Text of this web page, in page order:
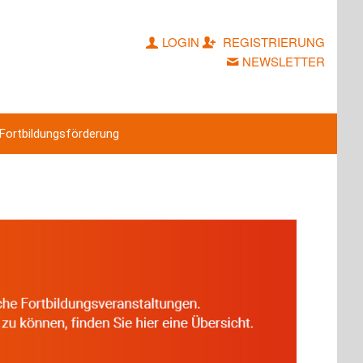
LOGIN
REGISTRIERUNG
NEWSLETTER
Fortbildungsförderung